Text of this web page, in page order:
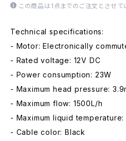
この商品は1点までのご注文とさせて
Technical specifications:
- Motor: Electronically
- Rated voltage: 12V DC
- Power consumption: 23W
- Maximum head pressure:
- Maximum flow: 1500L/h
- Maximum liquid temperature:
- Cable color: Black